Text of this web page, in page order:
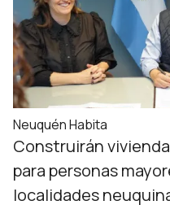
Neuquén Habita
Construirán
para personas
localidades